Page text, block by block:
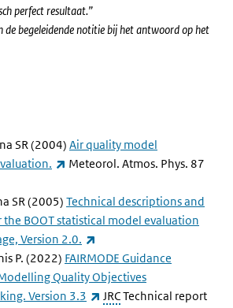
perfect resultaat.”
de begeleidende notitie bij het antwoord op het
SR (2004) Air quality model
(externe link)
Meteorol. Atmos. Phys. 87
SR (2005) Technical descriptions and
the BOOT statistical model evaluation
Version 2.0.
P. (2022) FAIRMODE Guidance
Quality Objectives
Version 3.3
(externe link)
JRCTechnical report